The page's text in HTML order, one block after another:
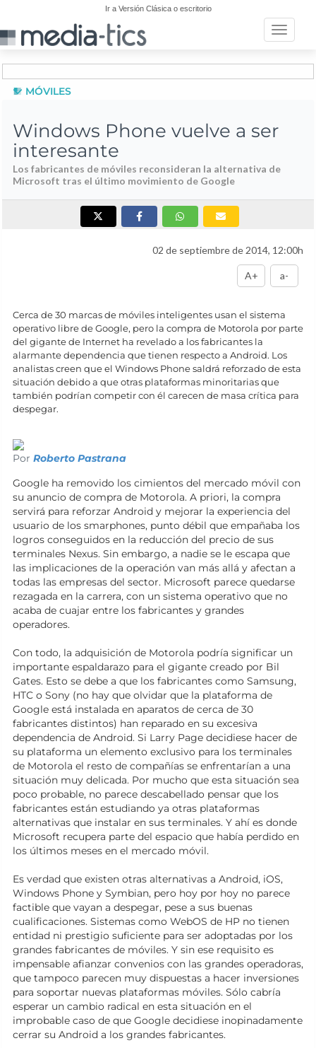
Ir a Versión Clásica o escritorio
Toggle
MÓVILES
Windows Phone vuelve a ser
interesante
Los fabricantes de móviles reconsideran la alternativa de
Microsoft tras el último movimiento de Google
02 de septiembre de 2014, 12:00h
A+ a-
Cerca de 30 marcas de móviles inteligentes usan el sistema
operativo libre de Google, pero la compra de Motorola por parte
del gigante de Internet ha revelado a los fabricantes la
alarmante dependencia que tienen respecto a Android. Los
analistas creen que el Windows Phone saldrá reforzado de esta
situación debido a que otras plataformas minoritarias que
también podrían competir con él carecen de masa crítica para
despegar.
Por Roberto Pastrana
Google ha removido los cimientos del mercado móvil con
su anuncio de compra de Motorola. A priori, la compra
servirá para reforzar Android y mejorar la experiencia del
usuario de los smarphones, punto débil que empañaba los
logros conseguidos en la reducción del precio de sus
terminales Nexus. Sin embargo, a nadie se le escapa que
las implicaciones de la operación van más allá y afectan a
todas las empresas del sector. Microsoft parece quedarse
rezagada en la carrera, con un sistema operativo que no
acaba de cuajar entre los fabricantes y grandes
operadores.
Con todo, la adquisición de Motorola podría significar un
importante espaldarazo para el gigante creado por Bil
Gates. Esto se debe a que los fabricantes como Samsung,
HTC o Sony (no hay que olvidar que la plataforma de
Google está instalada en aparatos de cerca de 30
fabricantes distintos) han reparado en su excesiva
dependencia de Android. Si Larry Page decidiese hacer de
su plataforma un elemento exclusivo para los terminales
de Motorola el resto de compañías se enfrentarían a una
situación muy delicada. Por mucho que esta situación sea
poco probable, no parece descabellado pensar que los
fabricantes están estudiando ya otras plataformas
alternativas que instalar en sus terminales. Y ahí es donde
Microsoft recupera parte del espacio que había perdido en
los últimos meses en el mercado móvil.
Es verdad que existen otras alternativas a Android, iOS,
Windows Phone y Symbian, pero hoy por hoy no parece
factible que vayan a despegar, pese a sus buenas
cualificaciones. Sistemas como WebOS de HP no tienen
entidad ni prestigio suficiente para ser adoptadas por los
grandes fabricantes de móviles. Y sin ese requisito es
impensable afianzar convenios con las grandes operadoras,
que tampoco parecen muy dispuestas a hacer inversiones
para soportar nuevas plataformas móviles. Sólo cabría
esperar un cambio radical en esta situación en el
improbable caso de que Google decidiese inopinadamente
cerrar su Android a los grandes fabricantes.